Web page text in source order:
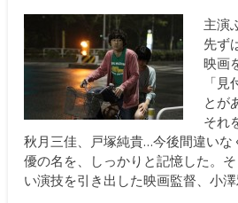
主演
先ず
映画
「
とが
それ
秋月三佳、戸塚純貴…今後間違いな
優の名を、しっかりと記憶した。
い演技を引き出した映画監督、小澤